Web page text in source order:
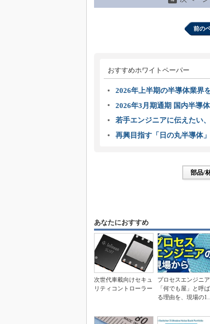
前の
おすすめホワイトペーパー
2026年上半期の半導体業
2026年3月期通期 国内半導
若手エンジニアに伝えたい
再興目指す「日の丸半導体
部品/
あなたにおすすめ
次世代車載向けセキュ
リティコントローラー
プロセスエンジニ
「何でも屋」と呼
る理由を、現場の1日